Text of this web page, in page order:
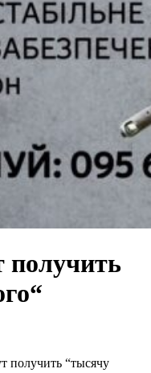
получить
получить “тысячу